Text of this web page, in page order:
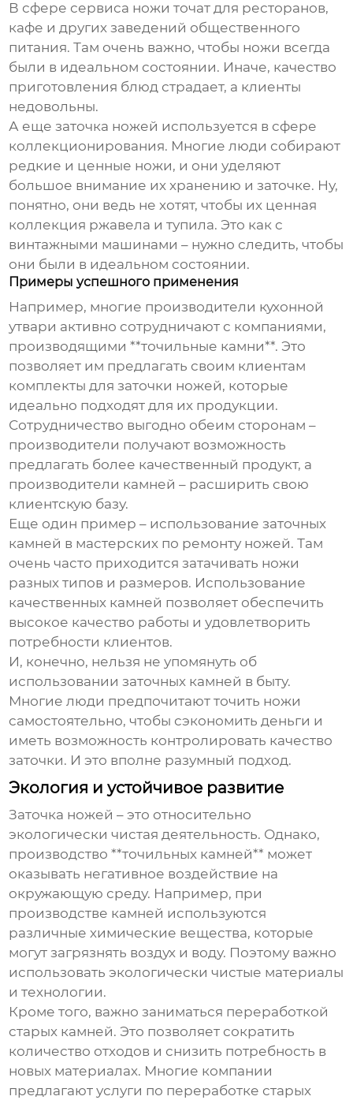
В сфере сервиса ножи точат для ресторанов,
кафе и других заведений общественного
питания. Там очень важно, чтобы ножи всегда
были в идеальном состоянии. Иначе, качество
приготовления блюд страдает, а клиенты
недовольны.
А еще заточка ножей используется в сфере
коллекционирования. Многие люди собирают
редкие и ценные ножи, и они уделяют
большое внимание их хранению и заточке. Ну,
понятно, они ведь не хотят, чтобы их ценная
коллекция ржавела и тупила. Это как с
винтажными машинами – нужно следить, чтобы
они были в идеальном состоянии.
Примеры успешного применения
Например, многие производители кухонной
утвари активно сотрудничают с компаниями,
производящими **точильные камни**. Это
позволяет им предлагать своим клиентам
комплекты для заточки ножей, которые
идеально подходят для их продукции.
Сотрудничество выгодно обеим сторонам –
производители получают возможность
предлагать более качественный продукт, а
производители камней – расширить свою
клиентскую базу.
Еще один пример – использование заточных
камней в мастерских по ремонту ножей. Там
очень часто приходится затачивать ножи
разных типов и размеров. Использование
качественных камней позволяет обеспечить
высокое качество работы и удовлетворить
потребности клиентов.
И, конечно, нельзя не упомянуть об
использовании заточных камней в быту.
Многие люди предпочитают точить ножи
самостоятельно, чтобы сэкономить деньги и
иметь возможность контролировать качество
заточки. И это вполне разумный подход.
Экология и устойчивое развитие
Заточка ножей – это относительно
экологически чистая деятельность. Однако,
производство **точильных камней** может
оказывать негативное воздействие на
окружающую среду. Например, при
производстве камней используются
различные химические вещества, которые
могут загрязнять воздух и воду. Поэтому важно
использовать экологически чистые материалы
и технологии.
Кроме того, важно заниматься переработкой
старых камней. Это позволяет сократить
количество отходов и снизить потребность в
новых материалах. Многие компании
предлагают услуги по переработке старых